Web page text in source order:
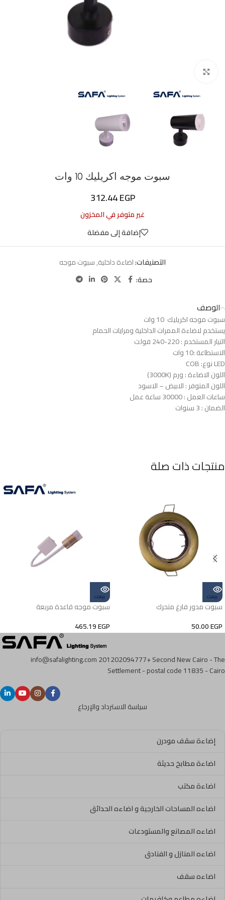
سبوت موجه اكريليك 10 وات
312.44EGP
غير متوفر في المخزون
إضافة إلى مفضلة
التصنيفات:اضاءة داخلية,سبوت موجه
حصة:
الوصف
سبوت موجه اكريليك 10 وات
يستخدم لاضاءة الممرات الداخلية ومرايات الحمام
التيار المستخدم : 220-240 فولت
الاستطاعة :10 وات
LED نوع: COB
اللون الاضاءة : ورم (3000K)
اللون المتوفر : الابيض – الاسود
ساعات العمل : 30000 ساعة عمل
الضمان : 3 سنوات
منتجات ذات صلة
بيعت
سبوت مدور فارغ متحرك
50.00EGP
بيعت
سبوت موجه قاعدة مربعة
465.19EGP
info@safalighting.com201202094777+Second New Cairo - The
Settlement - postal code 11835 - Cairo
سياسة الاسترداد والإرجاع
إضاءة سقف مودرن
اضاءة مطابخ حديثة
اضاءة مكتب
اضاءه المساحات الخارجية و اضاءه الحدائق
اضاءه المصانع والمستودعات
اضاءه المنازل و الفنادق
اضاءه سقف